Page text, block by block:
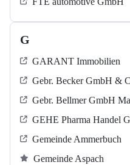
G
GARANT Immobilien
Gebr. Becker GmbH &
Gebr. Bellmer GmbH
GEHE Pharma Handel
Gemeinde Ammerbuch
Gemeinde Aspach